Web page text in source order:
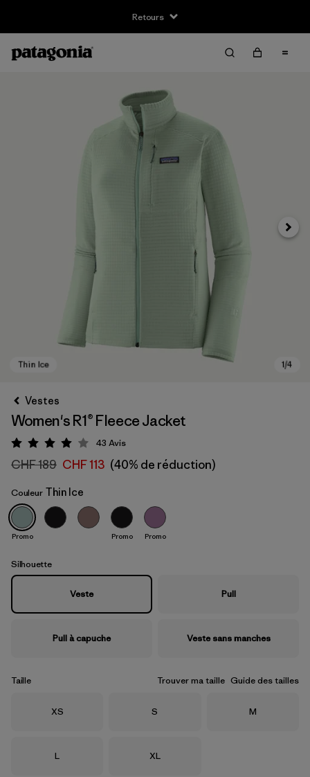
Retours
Thin Ice
Vestes
Women's R1® Fleece Jacket
Évaluation: 4 / 5
43 Avis
CHF 189 CHF 113 (40% de réduction)
Couleur Thin Ice
Promo Promo Promo
Silhouette
Veste Pull
Pull à capuche Veste sans manches
Taille Trouver ma taille Guide des tailles
Taille
XS Taille
S Taille
M
Taille
L Taille
XL